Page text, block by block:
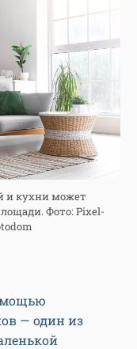
и кухни может
Фото: Pixel-
— один из